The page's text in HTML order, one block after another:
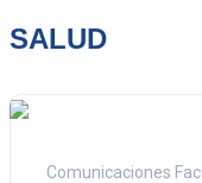
SALUD
Comunicaciones